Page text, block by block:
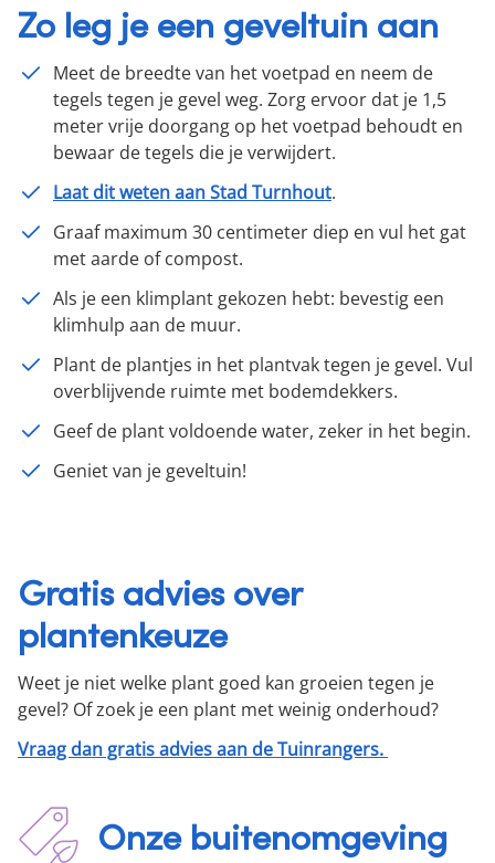
Zo leg je een geveltuin aan
Meet de breedte van het voetpad en neem de
tegels tegen je gevel weg. Zorg ervoor dat je 1,5
meter vrije doorgang op het voetpad behoudt en
bewaar de tegels die je verwijdert.
Laat dit weten aan Stad Turnhout.
Graaf maximum 30 centimeter diep en vul het gat
met aarde of compost.
Als je een klimplant gekozen hebt: bevestig een
klimhulp aan de muur.
Plant de plantjes in het plantvak tegen je gevel. Vul
overblijvende ruimte met bodemdekkers.
Geef de plant voldoende water, zeker in het begin.
Geniet van je geveltuin!
Gratis advies over
plantenkeuze
Weet je niet welke plant goed kan groeien tegen je
gevel? Of zoek je een plant met weinig onderhoud?
Vraag dan gratis advies aan de Tuinrangers.
Onze buitenomgeving